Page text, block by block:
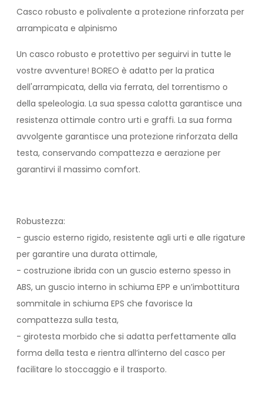
Casco robusto e polivalente a protezione rinforzata per
arrampicata e alpinismo
Un casco robusto e protettivo per seguirvi in tutte le
vostre avventure! BOREO è adatto per la pratica
dell'arrampicata, della via ferrata, del torrentismo o
della speleologia. La sua spessa calotta garantisce una
resistenza ottimale contro urti e graffi. La sua forma
avvolgente garantisce una protezione rinforzata della
testa, conservando compattezza e aerazione per
garantirvi il massimo comfort.
Robustezza:
- guscio esterno rigido, resistente agli urti e alle rigature
per garantire una durata ottimale,
- costruzione ibrida con un guscio esterno spesso in
ABS, un guscio interno in schiuma EPP e un’imbottitura
sommitale in schiuma EPS che favorisce la
compattezza sulla testa,
- girotesta morbido che si adatta perfettamente alla
forma della testa e rientra all’interno del casco per
facilitare lo stoccaggio e il trasporto.